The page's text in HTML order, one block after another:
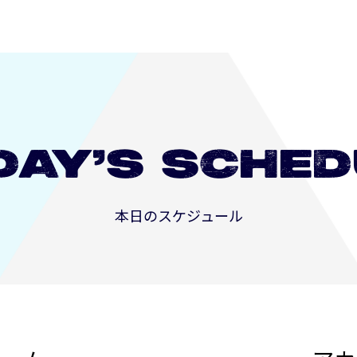
本日のスケジュール